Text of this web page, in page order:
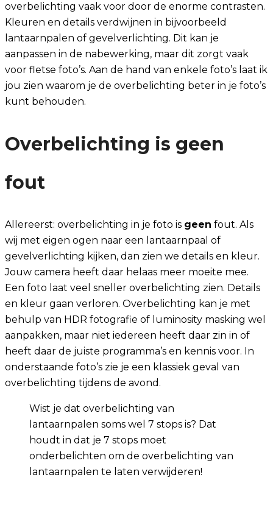
overbelichting vaak voor door de enorme contrasten.
Kleuren en details verdwijnen in bijvoorbeeld
lantaarnpalen of gevelverlichting. Dit kan je
aanpassen in de nabewerking, maar dit zorgt vaak
voor fletse foto’s. Aan de hand van enkele foto’s laat ik
jou zien waarom je de overbelichting beter in je foto’s
kunt behouden.
Overbelichting is geen
fout
Allereerst: overbelichting in je foto is geen fout. Als
wij met eigen ogen naar een lantaarnpaal of
gevelverlichting kijken, dan zien we details en kleur.
Jouw camera heeft daar helaas meer moeite mee.
Een foto laat veel sneller overbelichting zien. Details
en kleur gaan verloren. Overbelichting kan je met
behulp van HDR fotografie of luminosity masking wel
aanpakken, maar niet iedereen heeft daar zin in of
heeft daar de juiste programma’s en kennis voor. In
onderstaande foto’s zie je een klassiek geval van
overbelichting tijdens de avond.
Wist je dat overbelichting van
lantaarnpalen soms wel 7 stops is? Dat
houdt in dat je 7 stops moet
onderbelichten om de overbelichting van
lantaarnpalen te laten verwijderen!